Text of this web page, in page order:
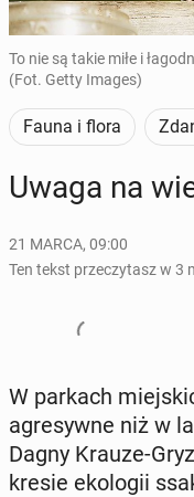
To nie są takie miłe i
(Fot. Getty Images)
Fauna i flora
Uwaga na
21 MARCA, 09:00
Ten tekst przeczytasz w 3
W parkach
agre­syw­ne niż w
Dagny Krauze-
kre­sie eko­lo­gii